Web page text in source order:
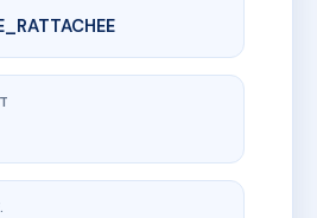
AH0370288
83120 Sainte-Maxime